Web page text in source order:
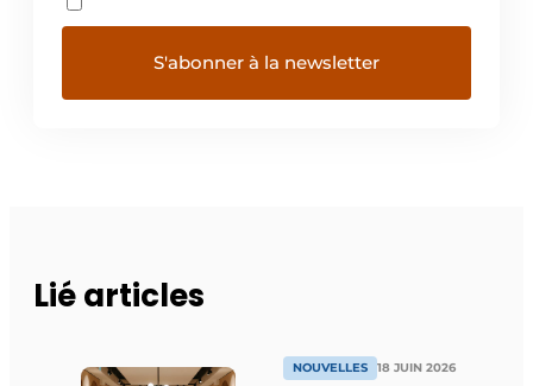
Lié articles
NOUVELLES 18 JUIN 2026